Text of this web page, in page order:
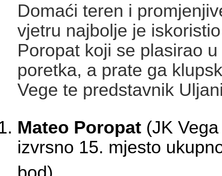
Domaći teren i
vjetru najbolje je
Poropat koji se plasirao
poretka, a prate ga
Vege te predstavnik
Mateo Poropat (JK
izvrsno 15. mjesto